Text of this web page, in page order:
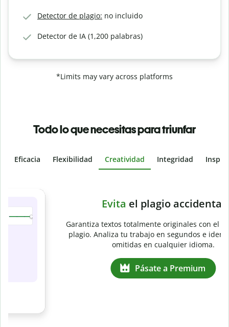
Detector de plagio: no incluido
Detector de IA (1,200 palabras)
*Limits may vary across platforms
Todo lo que necesitas para triunfar
Eficacia Flexibilidad Creatividad Integridad
Slide 4 of 6